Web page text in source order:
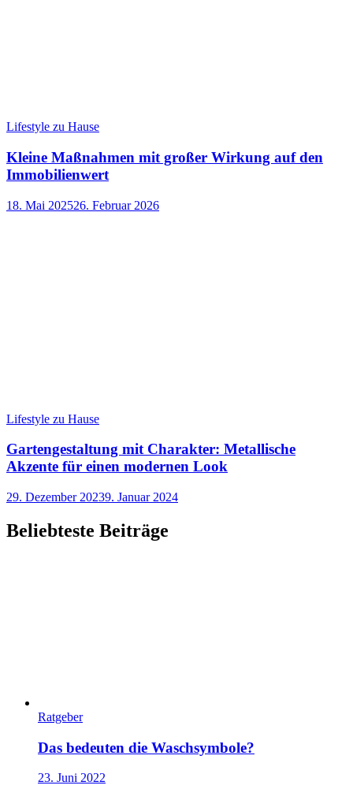
Lifestyle zu Hause
Kleine Maßnahmen mit großer Wirkung auf den
Immobilienwert
18. Mai 202526. Februar 2026
Lifestyle zu Hause
Gartengestaltung mit Charakter: Metallische
Akzente für einen modernen Look
29. Dezember 20239. Januar 2024
Beliebteste Beiträge
Ratgeber
Das bedeuten die Waschsymbole?
23. Juni 2022